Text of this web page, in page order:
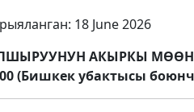
18 June 2026
АКЫРКЫ
(Бишкек убактысы